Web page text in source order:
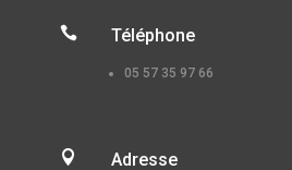
 Téléphone
05 57 35 97 66
 Adresse